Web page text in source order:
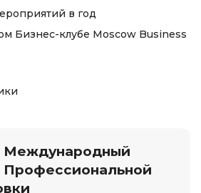
в год
Бизнес-клубе Moscow Business
Международный
Профессиональной